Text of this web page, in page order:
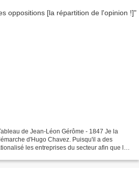
de Jean-Léon Gérôme - 1847 Je la
d'Hugo Chavez. Puisqu'il a des
les entreprises du secteur afin que les